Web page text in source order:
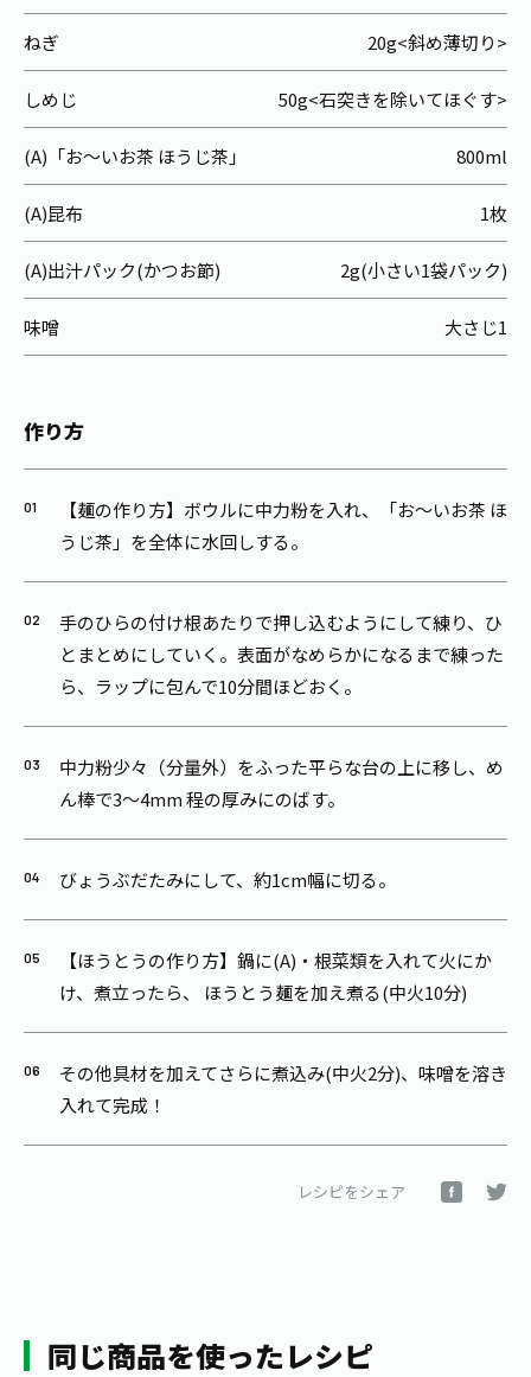
ねぎ 20g<斜め薄切り>
しめじ 50g<石突きを除いてほぐす>
(A)「お～いお茶 ほうじ茶」 800ml
(A)昆布 1枚
(A)出汁パック(かつお節) 2g(小さい1袋パック)
味噌 大さじ1
作り方
【麺の作り方】ボウルに中力粉を入れ、「お～いお茶 ほ
うじ茶」を全体に水回しする。
手のひらの付け根あたりで押し込むようにして練り、ひ
とまとめにしていく。表面がなめらかになるまで練った
ら、ラップに包んで10分間ほどおく。
中力粉少々（分量外）をふった平らな台の上に移し、め
ん棒で3～4mm 程の厚みにのばす。
びょうぶだたみにして、約1cm幅に切る。
【ほうとうの作り方】鍋に(A)・根菜類を入れて火にか
け、煮立ったら、 ほうとう麺を加え煮る(中火10分)
その他具材を加えてさらに煮込み(中火2分)、味噌を溶き
入れて完成！
レシピをシェア
同じ商品を使ったレシピ